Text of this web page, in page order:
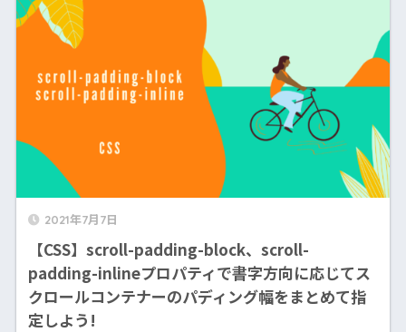
2021年7月7日
【CSS】scroll-padding-block、scroll-
padding-inlineプロパティで書字方向に応じてス
クロールコンテナーのパディング幅をまとめて指
定しよう!